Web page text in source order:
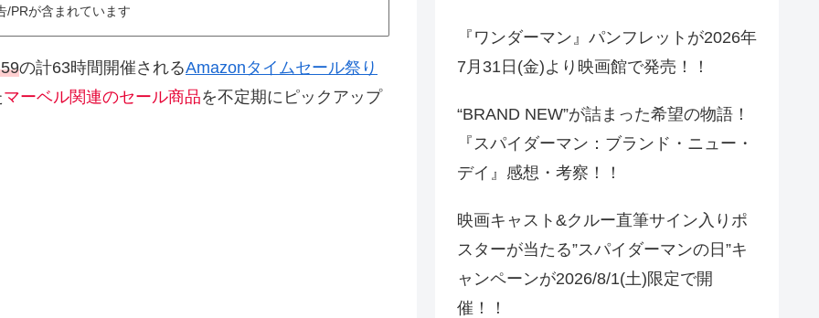
/PRが含まれています
の計63時間開催されるAmazonタイムセール祭り
マーベル関連のセール商品を不定期にピックアップ
『ワンダーマン』パンフレットが2026年
7月31日(金)より映画館で発売！！
“BRAND NEW”が詰まった希望の物語！
『スパイダーマン：ブランド・ニュー・
デイ』感想・考察！！
映画キャスト&クルー直筆サイン入りポ
スターが当たる”スパイダーマンの日”キ
ャンペーンが2026/8/1(土)限定で開
催！！